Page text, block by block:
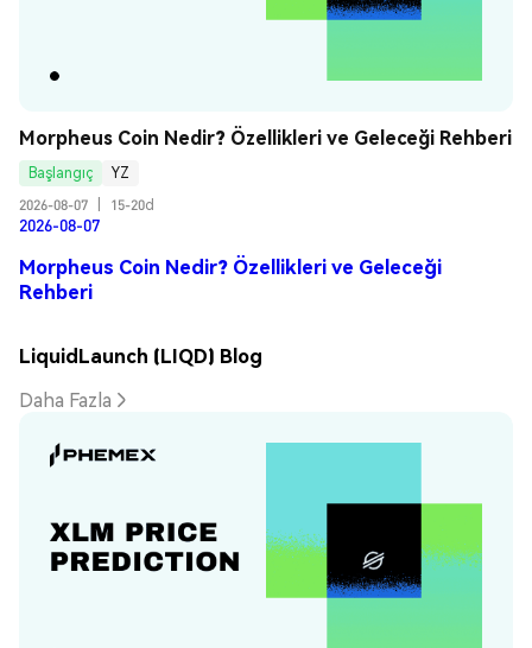
Morpheus Coin Nedir? Özellikleri ve Geleceği Rehberi
Başlangıç
YZ
2026-08-07
15-20d
2026-08-07
Morpheus Coin Nedir? Özellikleri ve Geleceği
Rehberi
LiquidLaunch (LIQD) Blog
Daha Fazla